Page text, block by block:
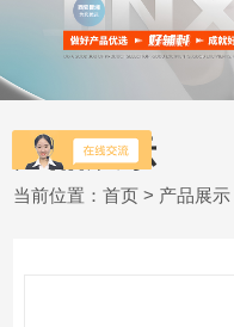
产品展示
当前位置：首页 > 产品展示